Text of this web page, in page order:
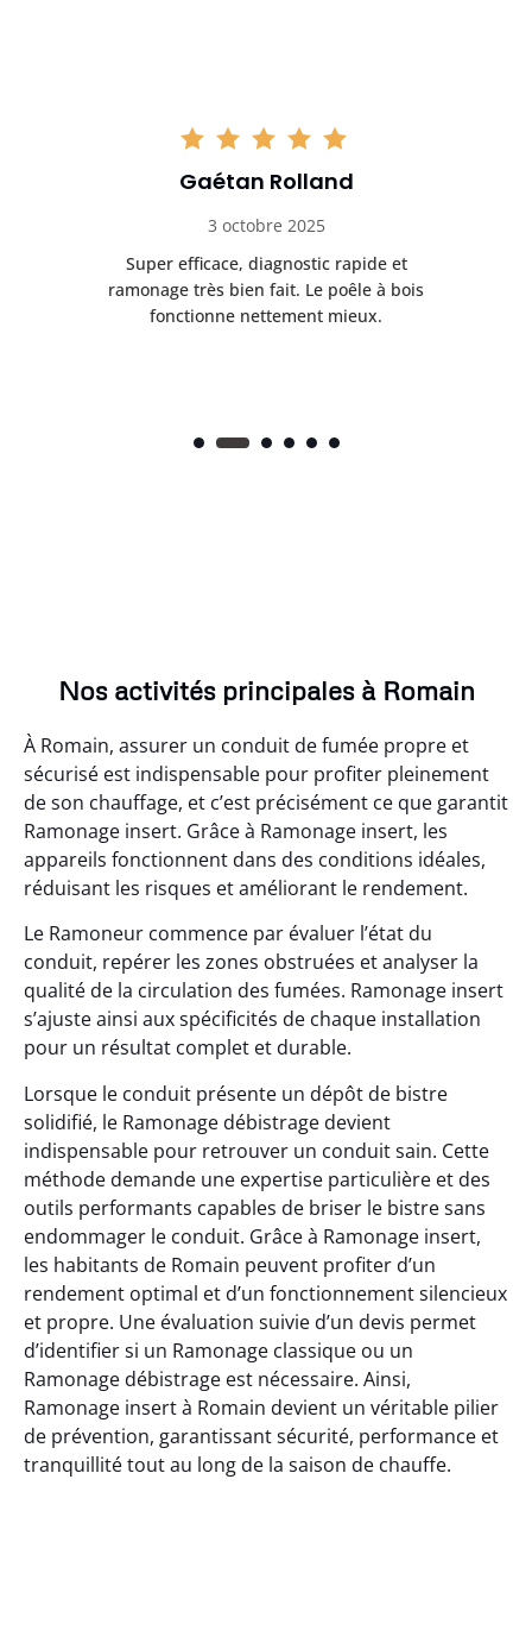
Gaétan Rolland
3 octobre 2025
Super efficace, diagnostic rapide et
ramonage très bien fait. Le poêle à bois
fonctionne nettement mieux.
Nos activités principales à Romain
À Romain, assurer un conduit de fumée propre et
sécurisé est indispensable pour profiter pleinement
de son chauffage, et c’est précisément ce que garantit
Ramonage insert. Grâce à Ramonage insert, les
appareils fonctionnent dans des conditions idéales,
réduisant les risques et améliorant le rendement.
Le Ramoneur commence par évaluer l’état du
conduit, repérer les zones obstruées et analyser la
qualité de la circulation des fumées. Ramonage insert
s’ajuste ainsi aux spécificités de chaque installation
pour un résultat complet et durable.
Lorsque le conduit présente un dépôt de bistre
solidifié, le Ramonage débistrage devient
indispensable pour retrouver un conduit sain. Cette
méthode demande une expertise particulière et des
outils performants capables de briser le bistre sans
endommager le conduit. Grâce à Ramonage insert,
les habitants de Romain peuvent profiter d’un
rendement optimal et d’un fonctionnement silencieux
et propre. Une évaluation suivie d’un devis permet
d’identifier si un Ramonage classique ou un
Ramonage débistrage est nécessaire. Ainsi,
Ramonage insert à Romain devient un véritable pilier
de prévention, garantissant sécurité, performance et
tranquillité tout au long de la saison de chauffe.